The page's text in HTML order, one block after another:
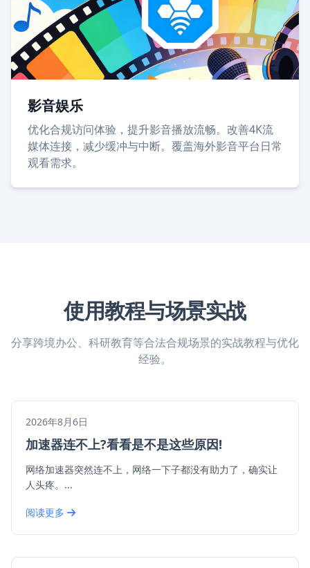
影音娱乐
优化合规访问体验，提升影音播放流畅。改善4K流
媒体连接，减少缓冲与中断。覆盖海外影音平台日常
观看需求。
使用教程与场景实战
分享跨境办公、科研教育等合法合规场景的实战教程与优化
经验。
2026年8月6日
加速器连不上?看看是不是这些原因!
网络加速器突然连不上，网络一下子都没有助力了，确实让
人头疼。...
阅读更多